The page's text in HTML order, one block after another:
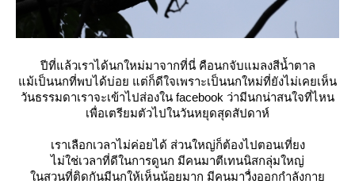
ปีที่แล้วเราได้นกใหม่มาจากที่นี่ คือนกจับแมลงสีน้ำตาล
ม้เป็นนกที่พบได้บ่อย แต่ก็ดีใจเพราะเป็นนกใหม่ที่ยังไม่เคยเห็น
วันธรรมดาเราจะเข้าไปส่องใน facebook ว่ามีนกน่าสนใจที่ไหน
เพื่อเตรียมตัวไปในวันหยุดสุดสัปดาห์
เราเลือกเวลาไม่ค่อยได้ ส่วนใหญ่ก็ต้องไปตอนเที่ยง
ไม่ใช่เวลาที่ดีในการดูนก มีคนมาตีเทนนิสกลุ่มใหญ่
นสวนที่ติดกันมีนกให้เห็นน้อยมาก มีคนมาวื่งออกกำลังกา